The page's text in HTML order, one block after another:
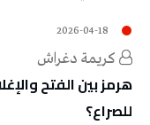
2026-04-18
كريمة‭ ‬دغراش
‬للصراع؟